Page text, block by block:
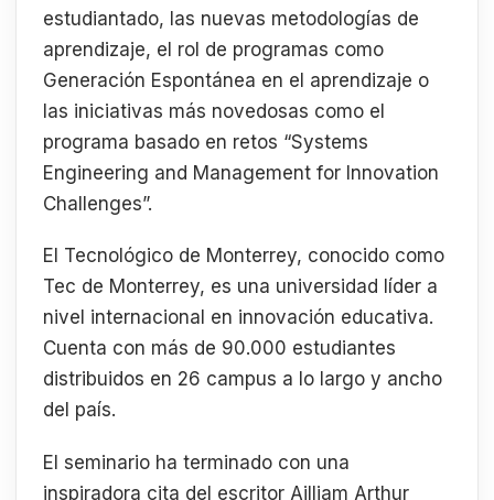
estudiantado, las nuevas metodologías de
aprendizaje, el rol de programas como
Generación Espontánea en el aprendizaje o
las iniciativas más novedosas como el
programa basado en retos “Systems
Engineering and Management for Innovation
Challenges”.
El Tecnológico de Monterrey, conocido como
Tec de Monterrey, es una universidad líder a
nivel internacional en innovación educativa.
Cuenta con más de 90.000 estudiantes
distribuidos en 26 campus a lo largo y ancho
del país.
El seminario ha terminado con una
inspiradora cita del escritor Ailliam Arthur